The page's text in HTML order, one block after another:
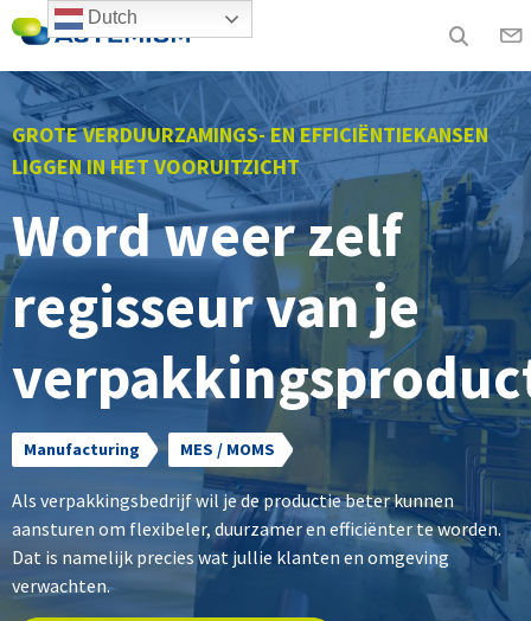
GROTE VERDUURZAMINGS- EN EFFICIËNTIEKANSEN
LIGGEN IN HET VOORUITZICHT
Word weer zelf
regisseur van je
Manufacturing MES / MOMS
Als verpakkingsbedrijf wil je de productie beter kunnen
aansturen om flexibeler, duurzamer en efficiënter te worden.
Dat is namelijk precies wat jullie klanten en omgeving
verwachten.
Dutch